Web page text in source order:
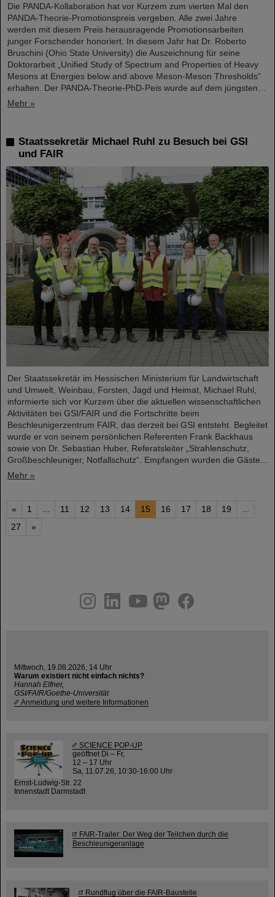
Die PANDA-Kollaboration hat vor Kurzem zum vierten Mal den
PANDA-Theorie-Promotionspreis vergeben. Alle zwei Jahre
werden mit diesem Preis herausragende Promotionsarbeiten
junger Forschender honoriert. In diesem Jahr hat Dr. Roberto
Bruschini (Ohio State University) die Auszeichnung für seine
Doktorarbeit „Unified Study of Spectrum and Properties of Heavy
Mesons at Energies below and above Meson-Meson Thresholds“
erhalten. Der PANDA-Theorie-PhD-Peis wurde auf dem jüngsten…
Mehr »
Staatssekretär Michael Ruhl zu Besuch bei GSI
und FAIR
Der Staatssekretär im Hessischen Ministerium für Landwirtschaft
und Umwelt, Weinbau, Forsten, Jagd und Heimat, Michael Ruhl,
informierte sich vor Kurzem über die aktuellen wissenschaftlichen
Aktivitäten bei GSI/FAIR und die Fortschritte beim
Beschleunigerzentrum FAIR, das derzeit bei GSI entsteht. Begleitet
wurde er von seinem persönlichen Referenten Frank Backhaus
sowie von Dr. Sebastian Huber, Referatsleiter „Strahlenschutz,
Großbeschleuniger, Notfallschutz“. Empfangen wurden die Gäste...
Mehr »
« 1 11 12 13 14 15 16 17 18 19
27
»
youtube
helmholtz.social
facebook
Mittwoch, 19.08.2026, 14 Uhr
Warum existiert nicht einfach nichts?
Hannah Elfner,
GSI/FAIR/Goethe-Universität
Anmeldung und weitere Informationen
SCIENCE POP-UP
geöffnet Di – Fr,
12 – 17 Uhr
Sa, 11.07.26, 10:30-16:00 Uhr
Ernst-Ludwig-Str. 22
Innenstadt Darmstadt
FAIR-Trailer: Der Weg der Teilchen durch die
Beschleunigeranlage
Rundflug über die FAIR-Baustelle